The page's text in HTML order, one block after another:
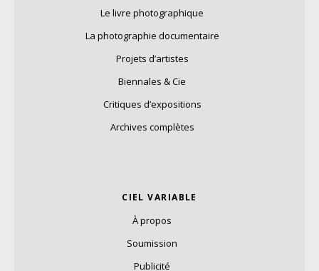
Le livre photographique
La photographie documentaire
Projets d’artistes
Biennales & Cie
Critiques d’expositions
Archives complètes
CIEL VARIABLE
À propos
Soumission
Publicité